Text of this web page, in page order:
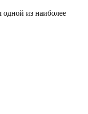
одной из наиболее